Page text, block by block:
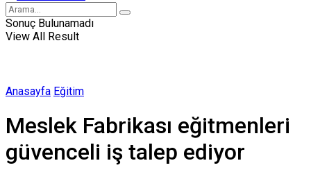
Sonuç Bulunamadı
View All Result
Anasayfa Eğitim
Meslek Fabrikası eğitmenleri
güvenceli iş talep ediyor